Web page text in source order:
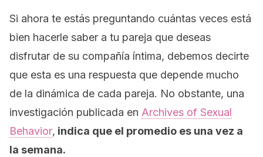
Si ahora te estás preguntando cuántas veces está
bien hacerle saber a tu pareja que deseas
disfrutar de su compañía íntima, debemos decirte
que esta es una respuesta que depende mucho
de la dinámica de cada pareja. No obstante, una
investigación publicada en Archives of Sexual
Behavior, indica que el promedio es una vez a
la semana.